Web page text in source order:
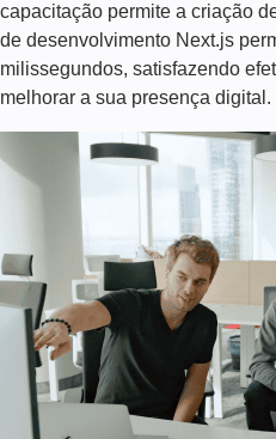
SUPORTE
E
MANUTENÇÃO
NEXT.JS
capacitação permite a criação
de desenvolvimento Next.js
milissegundos, satisfazendo
melhorar a sua presença digital.